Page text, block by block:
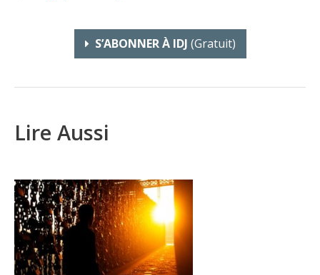
S’ABONNER À IDJ (gratuit)
Lire Aussi